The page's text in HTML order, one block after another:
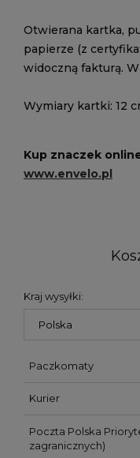
Otwierana kartka,
papierze (z
widoczną fakturą.
Wymiary kartki: 12
Kup znaczek
www.envelo.pl
Kraj wysyłki:
Paczkomaty
Kurier
Poczta Polska
zagranicznych)